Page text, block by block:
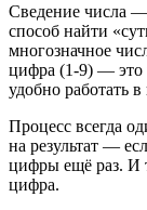
Сведение числа —
способ найти
многозначное
цифра (1-9) — это
удобно работать
Процесс всегда
на результат —
цифры ещё раз. И
цифра.